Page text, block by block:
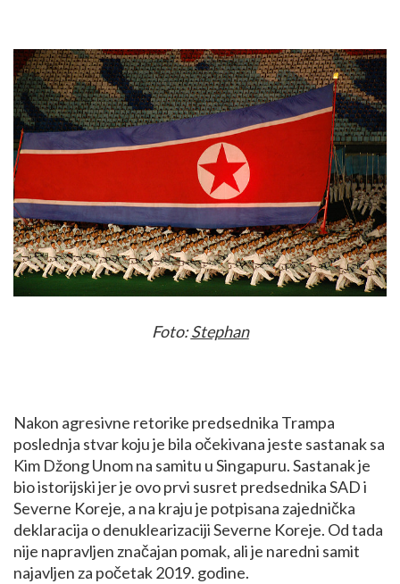
Foto:Stephan
Nakon agresivne retorike predsednika Trampa
poslednja stvar koju je bila očekivana jeste sastanak sa
Kim Džong Unom na samitu u Singapuru. Sastanak je
bio istorijski jer je ovo prvi susret predsednika SAD i
Severne Koreje, a na kraju je potpisana zajednička
deklaracija o denuklearizaciji Severne Koreje. Od tada
nije napravljen značajan pomak, ali je naredni samit
najavljen za početak 2019. godine.